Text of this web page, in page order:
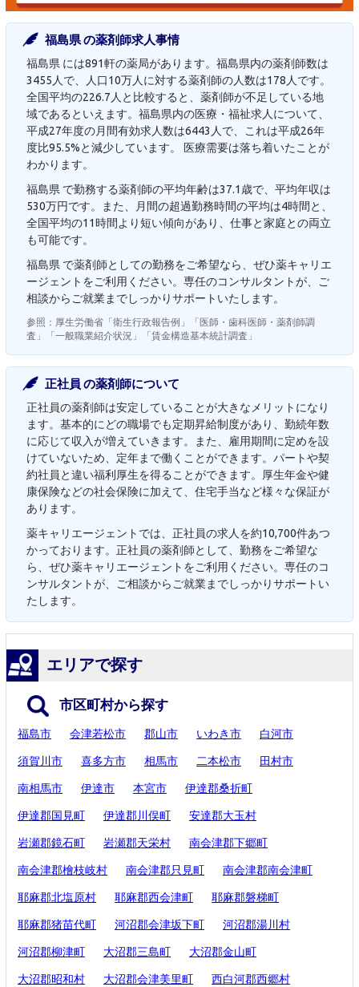
福島県 の薬剤師求人事情
福島県 には891軒の薬局があります。福島県内の薬剤師数は
3455人で、人口10万人に対する薬剤師の人数は178人です。
全国平均の226.7人と比較すると、薬剤師が不足している地
域であるといえます。福島県内の医療・福祉求人について、
平成27年度の月間有効求人数は6443人で、これは平成26年
度比95.5%と減少しています。 医療需要は落ち着いたことが
わかります。
福島県 で勤務する薬剤師の平均年齢は37.1歳で、平均年収は
530万円です。また、月間の超過勤務時間の平均は4時間と、
全国平均の11時間より短い傾向があり、仕事と家庭との両立
も可能です。
福島県 で薬剤師としての勤務をご希望なら、ぜひ薬キャリエ
ージェントをご利用ください。専任のコンサルタントが、ご
相談からご就業までしっかりサポートいたします。
参照：厚生労働省「衛生行政報告例」「医師・歯科医師・薬剤師調
査」「一般職業紹介状況」「賃金構造基本統計調査」
正社員 の薬剤師について
正社員の薬剤師は安定していることが大きなメリットになり
ます。基本的にどの職場でも定期昇給制度があり、勤続年数
に応じて収入が増えていきます。また、雇用期間に定めを設
けていないため、定年まで働くことができます。パートや契
約社員と違い福利厚生を得ることができます。厚生年金や健
康保険などの社会保険に加えて、住宅手当など様々な保証が
あります。
薬キャリエージェントでは、正社員の求人を約10,700件あつ
かっております。正社員の薬剤師として、勤務をご希望な
ら、ぜひ薬キャリエージェントをご利用ください。専任のコ
ンサルタントが、ご相談からご就業までしっかりサポートい
たします。
エリアで探す
市区町村から探す
福島市 会津若松市 郡山市 いわき市 白河市
須賀川市 喜多方市 相馬市 二本松市 田村市
南相馬市 伊達市 本宮市 伊達郡桑折町
伊達郡国見町 伊達郡川俣町 安達郡大玉村
岩瀬郡鏡石町 岩瀬郡天栄村 南会津郡下郷町
南会津郡檜枝岐村 南会津郡只見町 南会津郡南会津町
耶麻郡北塩原村 耶麻郡西会津町 耶麻郡磐梯町
耶麻郡猪苗代町 河沼郡会津坂下町 河沼郡湯川村
河沼郡柳津町 大沼郡三島町 大沼郡金山町
大沼郡昭和村 大沼郡会津美里町 西白河郡西郷村